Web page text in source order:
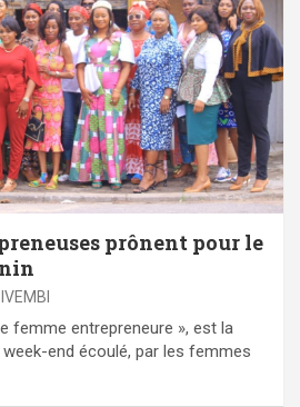
prônent pour le
femme entrepreneure », est la
end écoulé, par les femmes